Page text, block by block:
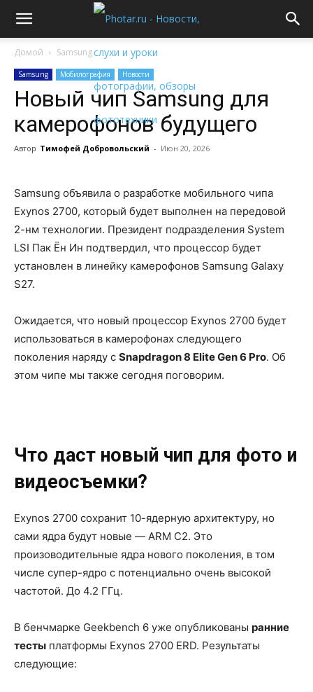
Домой Samsung
Samsung Мобилография Новости
Новый чип Samsung для
камерофонов будущего
Автор Тимофей Добровольский - Июн 20, 2026
Samsung объявила о разработке мобильного чипа
Exynos 2700, который будет выполнен на передовой
2-нм технологии. Президент подразделения System
LSI Пак Ён Ин подтвердил, что процессор будет
установлен в линейку камерофонов Samsung Galaxy
S27.
Ожидается, что новый процессор Exynos 2700 будет
использоваться в камерофонах следующего
поколения наряду с Snapdragon 8 Elite Gen 6 Pro. Об
этом чипе мы также сегодня поговорим.
Что даст новый чип для фото и
видеосъемки?
Exynos 2700 сохранит 10-ядерную архитектуру, но
сами ядра будут новые — ARM C2. Это
произоводительные ядра нового поколения, в том
числе супер-ядро с потенциально очень высокой
частотой. До 4.2 ГГц.
В бенчмарке Geekbench 6 уже опубликованы ранние
тесты платформы Exynos 2700 ERD. Результаты
следующие: